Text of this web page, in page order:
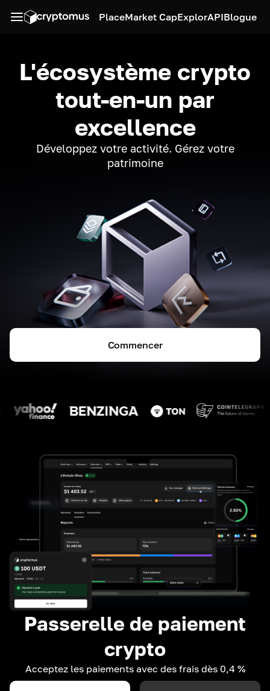
PlaceMarket CapExplorAPIBlogue
L'écosystème crypto
tout-en-un par
excellence
Développez votre activité. Gérez votre
patrimoine
Commencer
Passerelle de paiement
crypto
Acceptez les paiements avec des frais dès 0,4 %